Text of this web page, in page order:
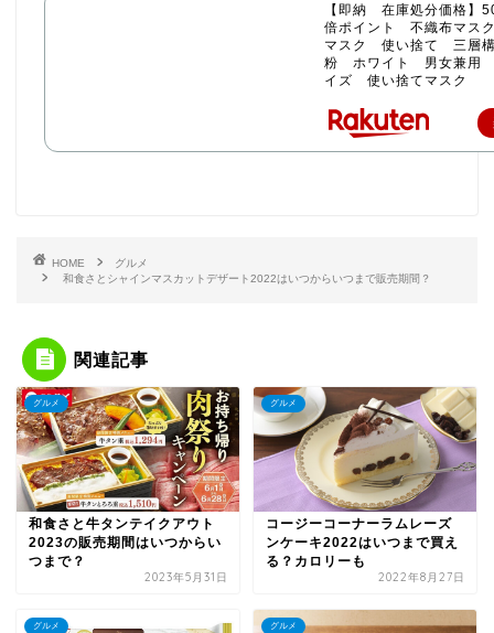
【即納 在庫処分価格
倍ポイント 不織布マ
マスク 使い捨て 三層
粉 ホワイト 男女兼用
イズ 使い捨てマスク
HOME
グルメ
和食さとシャインマスカットデザート2022はいつからいつまで販売期間？
関連記事
グルメ
和食さと牛タンテイクアウト
2023の販売期間はいつからい
つまで？
2023年5月31日
グルメ
コージーコーナーラムレーズ
ンケーキ2022はいつまで買え
る？カロリーも
2022年8月27日
グルメ グルメ